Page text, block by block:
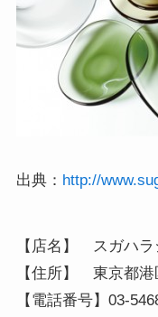
出典： http://
【店名】　スガハ
【住所】　東京都
【電話番号】03-